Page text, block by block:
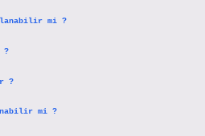
mi ?
?
?
mi ?